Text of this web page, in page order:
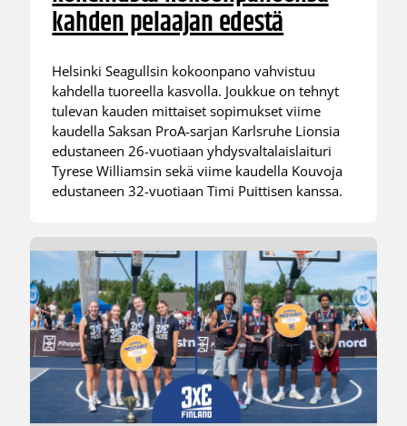
kahden pelaajan edestä
Helsinki Seagullsin kokoonpano vahvistuu
kahdella tuoreella kasvolla. Joukkue on tehnyt
tulevan kauden mittaiset sopimukset viime
kaudella Saksan ProA-sarjan Karlsruhe Lionsia
edustaneen 26-vuotiaan yhdysvaltalaislaituri
Tyrese Williamsin sekä viime kaudella Kouvoja
edustaneen 32-vuotiaan Timi Puittisen kanssa.